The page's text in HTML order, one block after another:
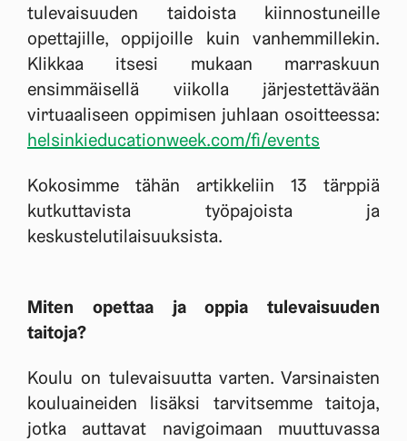
tulevaisuuden taidoista kiinnostuneille
opettajille, oppijoille kuin vanhemmillekin.
Klikkaa itsesi mukaan marraskuun
ensimmäisellä viikolla järjestettävään
virtuaaliseen oppimisen juhlaan osoitteessa:
helsinkieducationweek.com/fi/events
Kokosimme tähän artikkeliin 13 tärppiä
kutkuttavista työpajoista ja
keskustelutilaisuuksista.
Miten opettaa ja oppia tulevaisuuden
taitoja?
Koulu on tulevaisuutta varten. Varsinaisten
kouluaineiden lisäksi tarvitsemme taitoja,
jotka auttavat navigoimaan muuttuvassa